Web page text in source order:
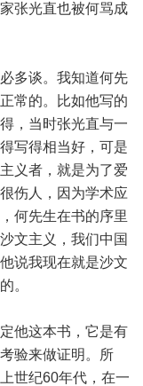
张光直也被何骂成
多谈。我知道何先
常的。比如他写的
，当时张光直与一
写得相当好，可是
义者，就是为了爱
伤人，因为学术应
何先生在书的序里
文主义，我们中国
说我现在就是沙文
。
他这本书，它是有
验来做证明。所
世纪60年代，在一